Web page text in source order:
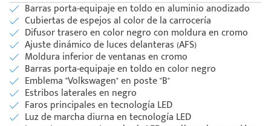
Barras porta-equipaje en toldo en aluminio anodizado
Cubiertas de espejos al color de la carrocería
Difusor trasero en color negro con moldura en cromo
Ajuste dinámico de luces delanteras (AFS)
Moldura inferior de ventanas en cromo
Barras porta-equipaje en toldo en color negro
Emblema "Volkswagen" en poste "B"
Estribos laterales en negro
Faros principales en tecnología LED
Luz de marcha diurna en tecnología LED